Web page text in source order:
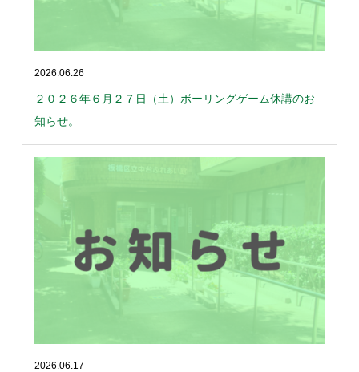
2026.06.26
２０２６年６月２７日（土）ボーリングゲーム休講のお
知らせ。
2026.06.17